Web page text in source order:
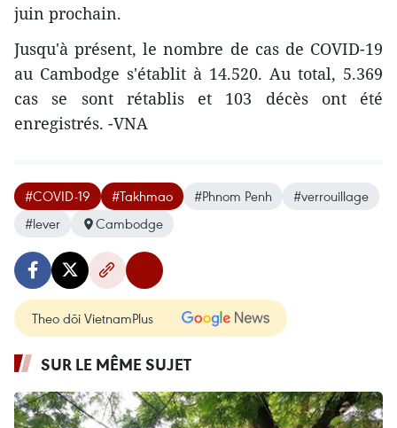
juin prochain.
Jusqu'à présent, le nombre de cas de COVID-19
au Cambodge s'établit à 14.520. Au total, 5.369
cas se sont rétablis et 103 décès ont été
enregistrés. -VNA
#COVID-19 #Takhmao #Phnom Penh
#verrouillage
#lever
Cambodge
Theo dõi VietnamPlus
SUR LE MÊME SUJET